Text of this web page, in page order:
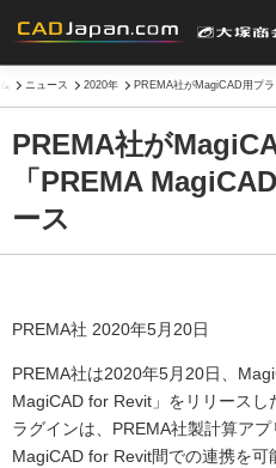
ニュース 2020年 PREMA社がMagiCAD用プ
PREMA社が
「PREMA
ース
PREMA社 2020年5月20日
PREMA社は2020年5月20日、
MagiCAD for Revit」をリリース
ラグインは、PREMA社製計算ア
MagiCAD for Revit間での連携を可